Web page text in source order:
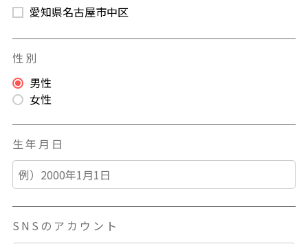
愛知県名古屋市中区
性別
男性
女性
生年月日
SNSのアカウント